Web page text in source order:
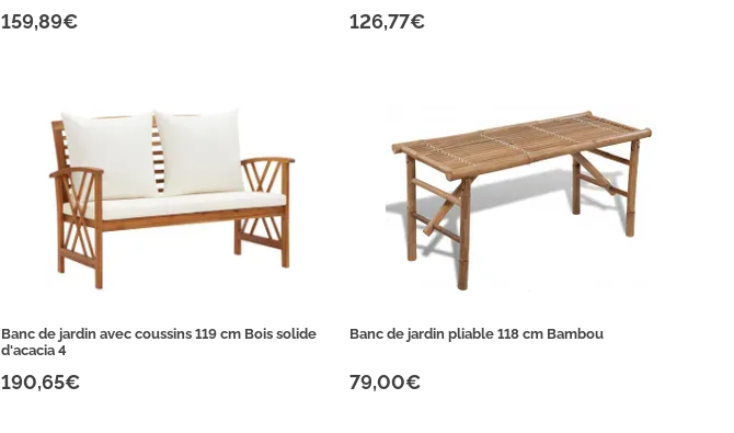
159,89€ 126,77€
Banc de jardin avec coussins 119 cm Bois solide
d'acacia 4
190,65€
Banc de jardin pliable 118 cm Bambou
79,00€